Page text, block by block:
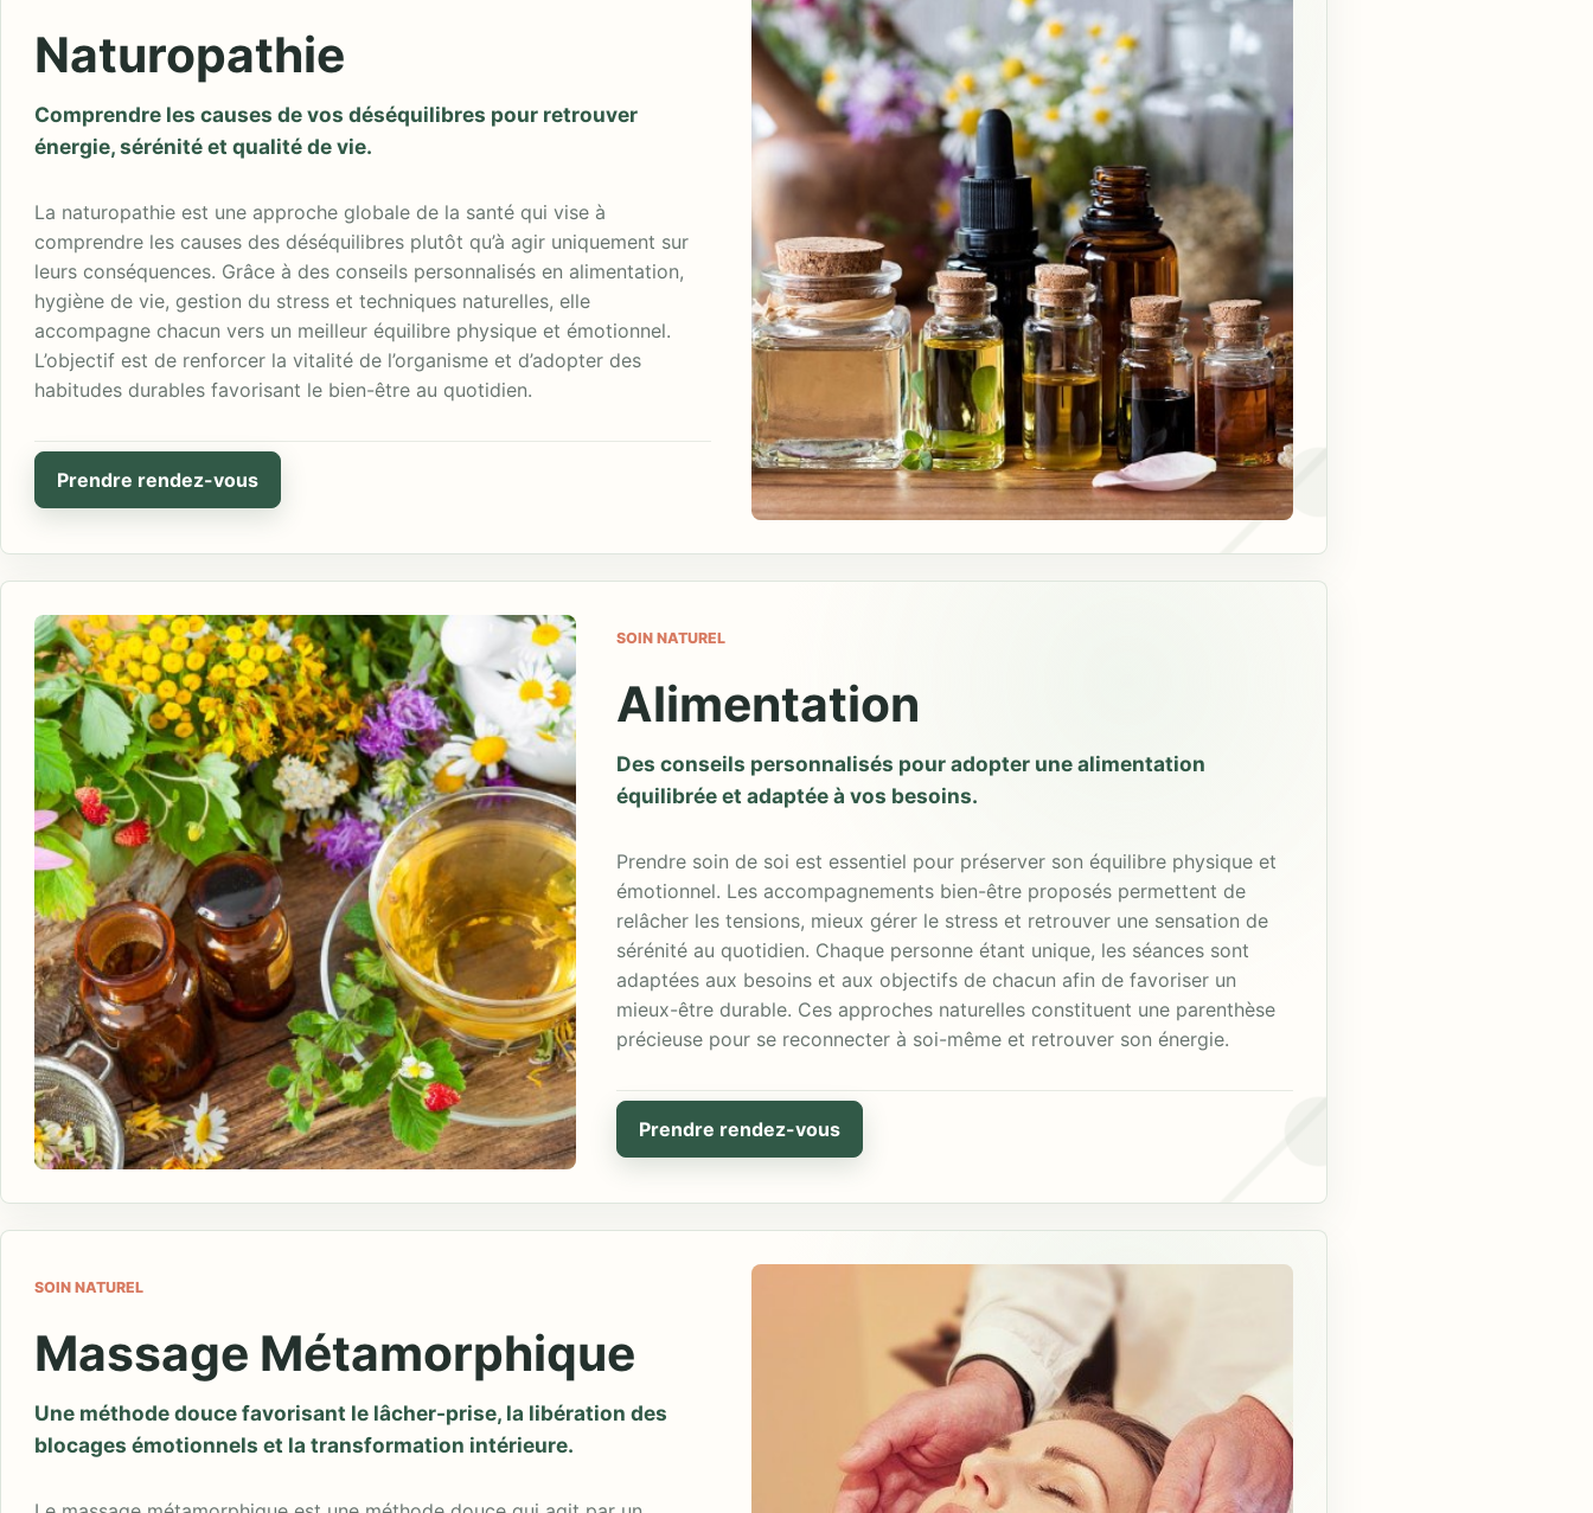
Naturopathie
Comprendre les causes de vos déséquilibres pour retrouver
énergie, sérénité et qualité de vie.
La naturopathie est une approche globale de la santé qui vise à
comprendre les causes des déséquilibres plutôt qu’à agir uniquement sur
leurs conséquences. Grâce à des conseils personnalisés en alimentation,
hygiène de vie, gestion du stress et techniques naturelles, elle
accompagne chacun vers un meilleur équilibre physique et émotionnel.
L’objectif est de renforcer la vitalité de l’organisme et d’adopter des
habitudes durables favorisant le bien-être au quotidien.
Prendre rendez-vous
SOIN NATUREL
Alimentation
Des conseils personnalisés pour adopter une alimentation
équilibrée et adaptée à vos besoins.
Prendre soin de soi est essentiel pour préserver son équilibre physique et
émotionnel. Les accompagnements bien-être proposés permettent de
relâcher les tensions, mieux gérer le stress et retrouver une sensation de
sérénité au quotidien. Chaque personne étant unique, les séances sont
adaptées aux besoins et aux objectifs de chacun afin de favoriser un
mieux-être durable. Ces approches naturelles constituent une parenthèse
précieuse pour se reconnecter à soi-même et retrouver son énergie.
Prendre rendez-vous
SOIN NATUREL
Massage Métamorphique
Une méthode douce favorisant le lâcher-prise, la libération des
blocages émotionnels et la transformation intérieure.